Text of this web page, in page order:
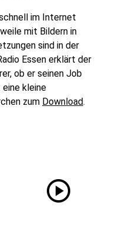
im Internet
mit Bildern in
sind in der
Essen erklärt der
ob er seinen Job
eine kleine
zum Download.
play_circle